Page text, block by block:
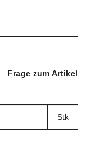
Frage zum Artikel
Stk